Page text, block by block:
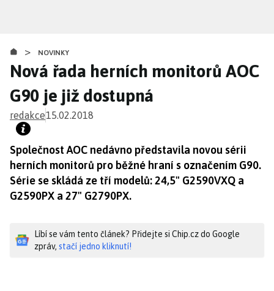
obsahu
> NOVINKY
Nová řada herních monitorů AOC
G90 je již dostupná
redakce15.02.2018
Společnost AOC nedávno představila novou sérii
herních monitorů pro běžné hraní s označením G90.
Série se skládá ze tří modelů: 24,5" G2590VXQ a
G2590PX a 27" G2790PX.
Líbí se vám tento článek? Přidejte si Chip.cz do Google
zpráv, stačí jedno kliknutí!